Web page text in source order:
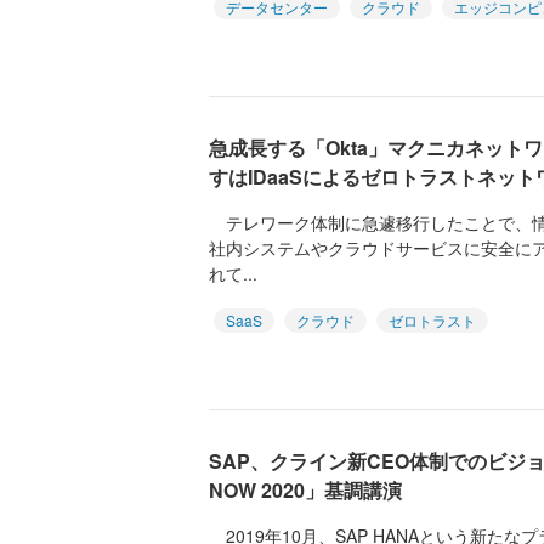
データセンター クラウド エッジコン
急成長する「Okta」マクニカネット
すはIDaaSによるゼロトラストネット
テレワーク体制に急遽移行したことで、
社内システムやクラウドサービスに安全に
れて...
SaaS クラウド ゼロトラスト
SAP、クライン新CEO体制でのビジ
NOW 2020」基調講演
2019年10月、SAP HANAという新たな